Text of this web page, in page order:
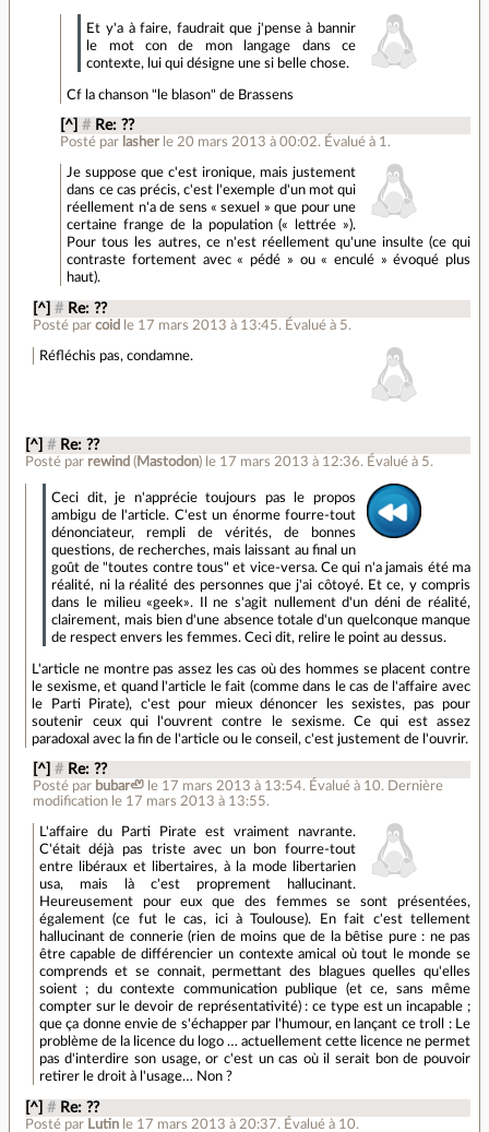
Et y'a à faire, faudrait que j'pense à bannir
le mot con de mon langage dans ce
contexte, lui qui désigne une si belle chose.
Cf la chanson "le blason" de Brassens
[^] # Re: ??
Posté par lasher le 20 mars 2013 à 00:02. Évalué à 1 .
Je suppose que c'est ironique, mais justement
dans ce cas précis, c'est l'exemple d'un mot qui
réellement n'a de sens « sexuel » que pour une
certaine frange de la population (« lettrée »).
Pour tous les autres, ce n'est réellement qu'une insulte (ce qui
contraste fortement avec « pédé » ou « enculé » évoqué plus
haut).
[^] # Re: ??
Posté par coid le 17 mars 2013 à 13:45. Évalué à 5.
Réfléchis pas, condamne.
[^] # Re: ??
Posté par rewind ( Mastodon) le 17 mars 2013 à 12:36. Évalué à 5.
Ceci dit, je n'apprécie toujours pas le propos
ambigu de l'article. C'est un énorme fourre-tout
dénonciateur, rempli de vérités, de bonnes
questions, de recherches, mais laissant au final un
goût de "toutes contre tous" et vice-versa. Ce qui n'a jamais été ma
réalité, ni la réalité des personnes que j'ai côtoyé. Et ce, y compris
dans le milieu «geek». Il ne s'agit nullement d'un déni de réalité,
clairement, mais bien d'une absence totale d'un quelconque manque
de respect envers les femmes. Ceci dit, relire le point au dessus.
L'article ne montre pas assez les cas où des hommes se placent contre
le sexisme, et quand l'article le fait (comme dans le cas de l'affaire avec
le Parti Pirate), c'est pour mieux dénoncer les sexistes, pas pour
soutenir ceux qui l'ouvrent contre le sexisme. Ce qui est assez
paradoxal avec la fin de l'article ou le conseil, c'est justement de l'ouvrir.
[^] # Re: ??
Posté par bubar🦥 le 17 mars 2013 à 13:54. Évalué à 10. Dernière
modification le 17 mars 2013 à 13:55.
L'affaire du Parti Pirate est vraiment navrante.
C'était déjà pas triste avec un bon fourre-tout
entre libéraux et libertaires, à la mode libertarien
usa, mais là c'est proprement hallucinant.
Heureusement pour eux que des femmes se sont présentées,
également (ce fut le cas, ici à Toulouse). En fait c'est tellement
hallucinant de connerie (rien de moins que de la bêtise pure : ne pas
être capable de différencier un contexte amical où tout le monde se
comprends et se connait, permettant des blagues quelles qu'elles
soient ; du contexte communication publique (et ce, sans même
compter sur le devoir de représentativité) : ce type est un incapable ;
que ça donne envie de s'échapper par l'humour, en lançant ce troll : Le
problème de la licence du logo … actuellement cette licence ne permet
pas d'interdire son usage, or c'est un cas où il serait bon de pouvoir
retirer le droit à l'usage… Non ?
[^] # Re: ??
Posté par Lutin le 17 mars 2013 à 20:37. Évalué à 10.